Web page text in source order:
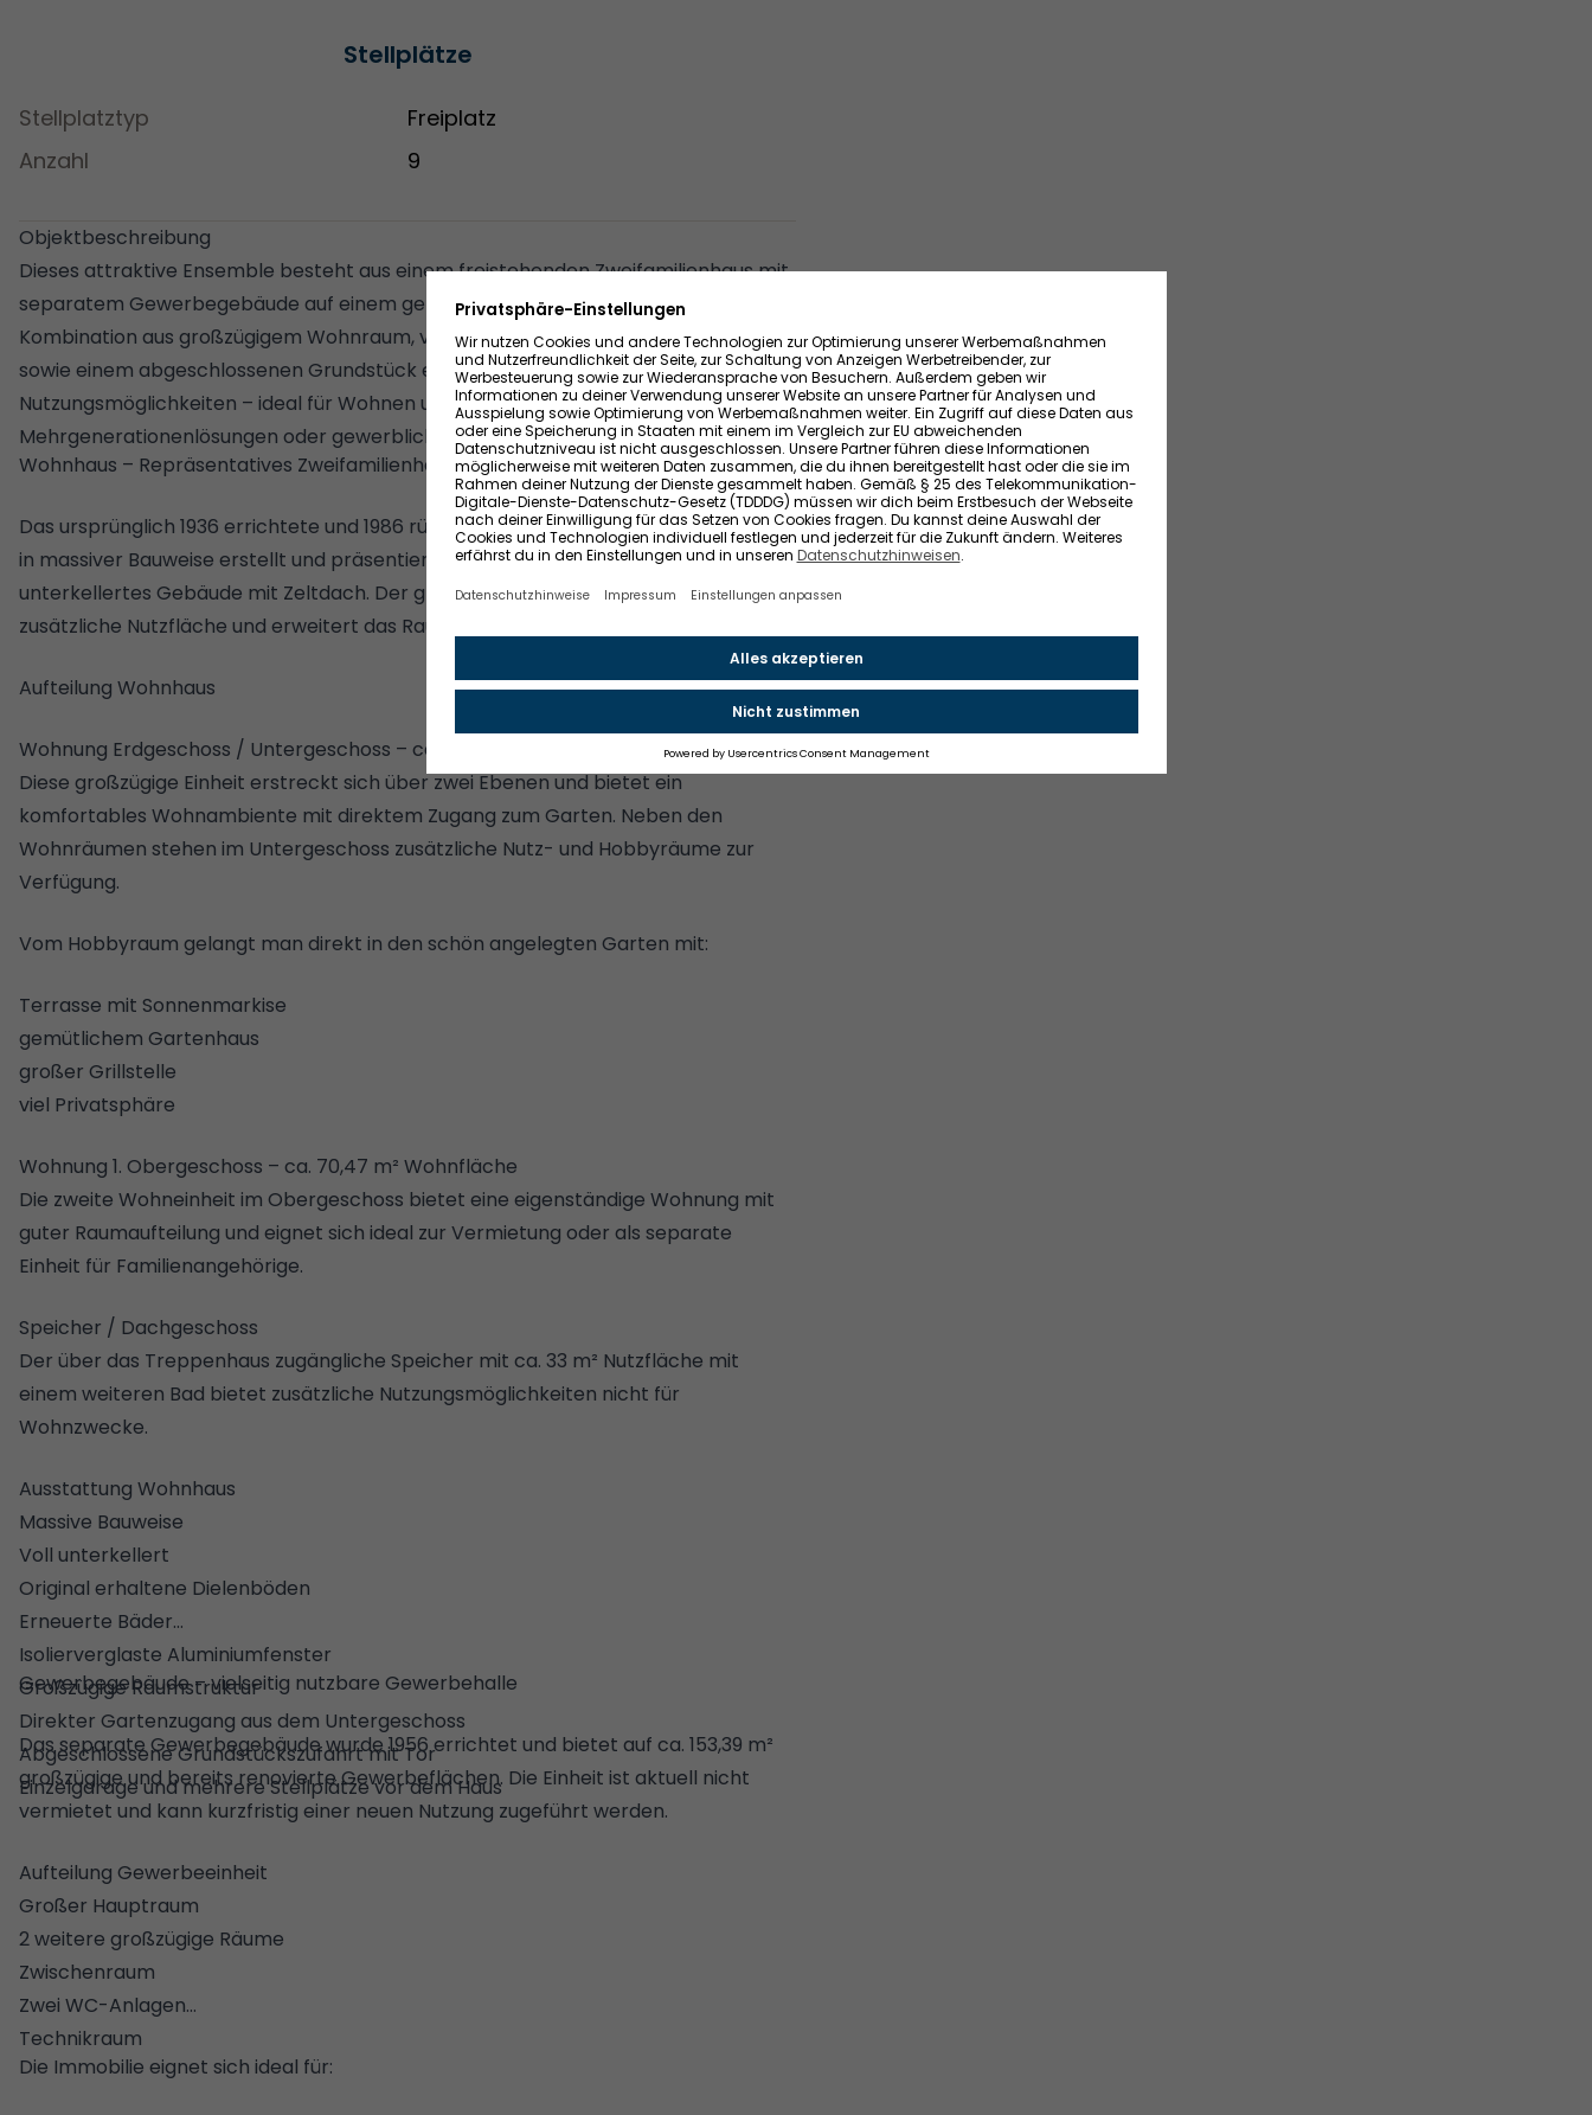
Stellplätze
Stellplatztyp
Freiplatz
Anzahl
9
Objektbeschreibung
Dieses attraktive Ensemble besteht aus einem freistehenden Zweifamilienhaus mit
separatem Gewerbegebäude auf einem gemeinsam nutzbaren Grundstück. Die
Kombination aus großzügigem Wohnraum, vielseitig nutzbarer Gewerbefläche
sowie einem abgeschlossenen Grundstück eröffnet zahlreiche
Nutzungsmöglichkeiten – ideal für Wohnen und Arbeiten, Kapitalanleger,
Mehrgenerationenlösungen oder gewerbliche Selbstständige.
Wohnhaus – Repräsentatives Zweifamilienhaus mit Charme
Das ursprünglich 1936 errichtete und 1986 rückwärtig erweiterte Wohnhaus wurde
in massiver Bauweise erstellt und präsentiert sich als 2,5-geschossiges, voll
unterkellertes Gebäude mit Zeltdach. Der große Speicherbereich bietet
zusätzliche Nutzfläche und erweitert das Raumangebot.
Aufteilung Wohnhaus
Wohnung Erdgeschoss / Untergeschoss – ca. 138,77 m² Wohnfläche
Diese großzügige Einheit erstreckt sich über zwei Ebenen und bietet ein
komfortables Wohnambiente mit direktem Zugang zum Garten. Neben den
Wohnräumen stehen im Untergeschoss zusätzliche Nutz- und Hobbyräume zur
Verfügung.
Vom Hobbyraum gelangt man direkt in den schön angelegten Garten mit:
Terrasse mit Sonnenmarkise
gemütlichem Gartenhaus
großer Grillstelle
viel Privatsphäre
Wohnung 1. Obergeschoss – ca. 70,47 m² Wohnfläche
Die zweite Wohneinheit im Obergeschoss bietet eine eigenständige Wohnung mit
guter Raumaufteilung und eignet sich ideal zur Vermietung oder als separate
Einheit für Familienangehörige.
Speicher / Dachgeschoss
Der über das Treppenhaus zugängliche Speicher mit ca. 33 m² Nutzfläche mit
einem weiteren Bad bietet zusätzliche Nutzungsmöglichkeiten nicht für
Wohnzwecke.
Ausstattung Wohnhaus
Massive Bauweise
Voll unterkellert
Original erhaltene Dielenböden
Erneuerte Bäder
Isolierverglaste Aluminiumfenster
Großzügige Raumstruktur
Direkter Gartenzugang aus dem Untergeschoss
Abgeschlossene Grundstückszufahrt mit Tor
Einzelgarage und mehrere Stellplätze vor dem Haus
Gewerbegebäude – vielseitig nutzbare Gewerbehalle
Das separate Gewerbegebäude wurde 1956 errichtet und bietet auf ca. 153,39 m²
großzügige und bereits renovierte Gewerbeflächen. Die Einheit ist aktuell nicht
vermietet und kann kurzfristig einer neuen Nutzung zugeführt werden.
Aufteilung Gewerbeeinheit
Großer Hauptraum
2 weitere großzügige Räume
Zwischenraum
Zwei WC-Anlagen
Technikraum
Die Immobilie eignet sich ideal für: